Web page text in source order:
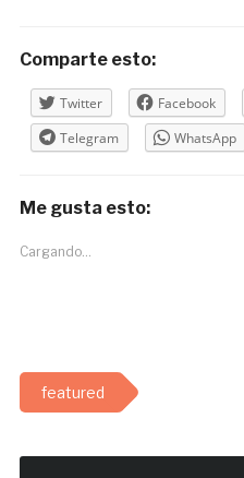
Comparte esto:
Twitter Facebook
Telegram
WhatsApp
Me gusta esto:
Cargando...
featured